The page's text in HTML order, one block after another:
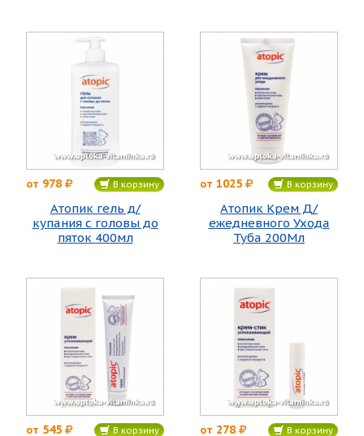
от 978 В корзину
Атопик гель д/
купания с головы до
пяток 400мл
от 1025 В корзину
Атопик Крем Д/
ежедневного Ухода
Туба 200Мл
от 545 В корзину от 278 В корзину